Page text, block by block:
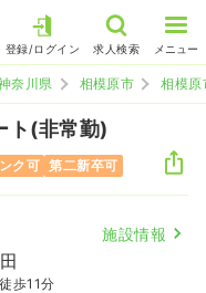
登録/ログイン 求人検索 メニュー
奈川県 相模原市 相模原
ト(非常勤)
ク可 第二新卒可
施設情報
歩11分